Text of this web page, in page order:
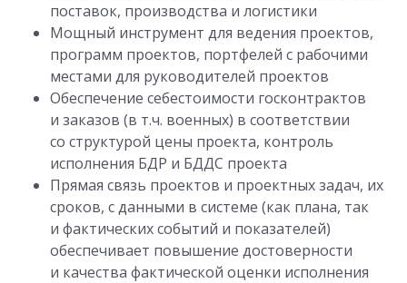
поставок, производства и логистики
Мощный инструмент для ведения проектов,
программ проектов, портфелей с рабочими
местами для руководителей проектов
Обеспечение себестоимости госконтрактов
и заказов (в т.ч. военных) в соответствии
со структурой цены проекта, контроль
исполнения БДР и БДДС проекта
Прямая связь проектов и проектных задач, их
сроков, с данными в системе (как плана, так
и фактических событий и показателей)
обеспечивает повышение достоверности
и качества фактической оценки исполнения